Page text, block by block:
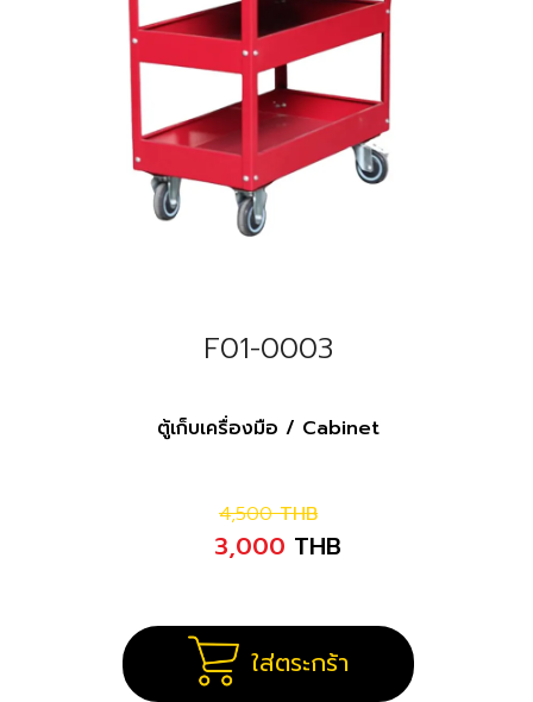
F01-0003
ตู้เก็บเครื่องมือ / Cabinet
4,500 THB
3,000 THB
ใส่ตระกร้า